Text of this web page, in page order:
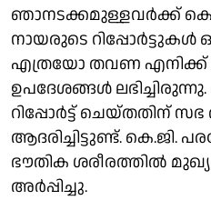
ഞാനടക്കമുള്ളവര്‍ക്ക്
നായരുടെ
എത്രയോ തവണ എനിക്ക്
ഉപദേശങ്ങള്‍
റിപ്പോര്‍ട്ട് ചെയ്തതിന്
ആദരിച്ചിട്ടുണ്ട്. കെ.ജി.
ഭൗതിക ശരീരത്തിൽ
അർപ്പിച്ചു.